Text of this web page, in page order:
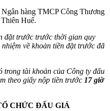
Ngân hàng TMCP Công Thương
Huế.
đặt trước trước thời gian quy
về khoản tiền đặt trước đã
tài khoản của Công ty đấu
theo giấy nộp tiền trước 17 giờ
CHỨC ĐẤU GIÁ